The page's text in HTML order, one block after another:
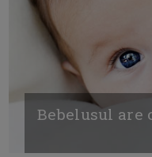
Bebelusul are